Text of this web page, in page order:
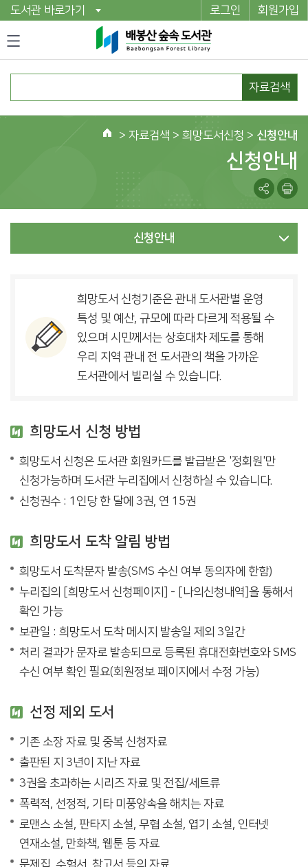
도서관 바로가기 로그인 회원가입
자료검색
홈
> 자료검색 > 희망도서신청 > 신청안내
신청안내
신청안내
희망도서 신청기준은 관내 도서관별 운영
특성 및 예산, 규모에 따라 다르게 적용될 수
있으며 시민께서는 상호대차 제도를 통해
우리 지역 관내 전 도서관의 책을 가까운
도서관에서 빌리실 수 있습니다.
희망도서 신청 방법
희망도서 신청은 도서관 회원카드를 발급받은 '정회원'만
신청가능하며 도서관 누리집에서 신청하실 수 있습니다.
신청권수 : 1인당 한 달에 3권, 연 15권
희망도서 도착 알림 방법
희망도서 도착문자 발송(SMS 수신 여부 동의자에 한함)
누리집의 [희망도서 신청페이지] - [나의신청내역]을 통해서
확인 가능
보관일 : 희망도서 도착 메시지 발송일 제외 3일간
처리 결과가 문자로 발송되므로 등록된 휴대전화번호와 SMS
수신 여부 확인 필요(회원정보 페이지에서 수정 가능)
선정 제외 도서
기존 소장 자료 및 중복 신청자료
출판된 지 3년이 지난 자료
3권을 초과하는 시리즈 자료 및 전집/세트류
폭력적, 선정적, 기타 미풍양속을 해치는 자료
로맨스 소설, 판타지 소설, 무협 소설, 엽기 소설, 인터넷
연재소설, 만화책, 웹툰 등 자료
문제집, 수험서, 참고서 등의 자료